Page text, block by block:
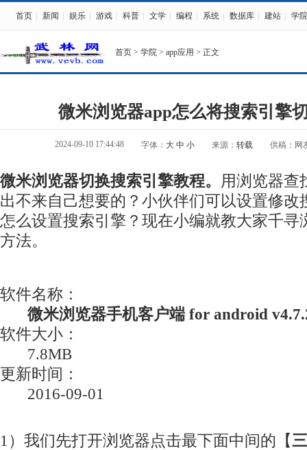
首页 新闻 娱乐 游戏 科普 文学 编程 系统 数据库 建站 学院
首页 > 学院 > app应用 > 正文
微米浏览器app怎么将搜索引擎
2024-09-10 17:44:48 字体： 大 中 小 来源： 转载 供稿：网
微米浏览器切换搜索引擎教程。 用浏览器查
出不来自己想要的？小伙伴们可以设置修改
怎么设置搜索引擎？现在小编就教大家千寻
方法。
软件名称：
微米浏览器手机客户端 for android
软件大小：
7.8MB
更新时间：
2016-09-01
1）我们先打开浏览器点击最下面中间的【